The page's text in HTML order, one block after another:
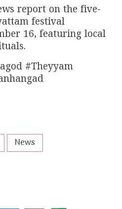
report on the five-
festival
16, featuring local
#Theyyam
News